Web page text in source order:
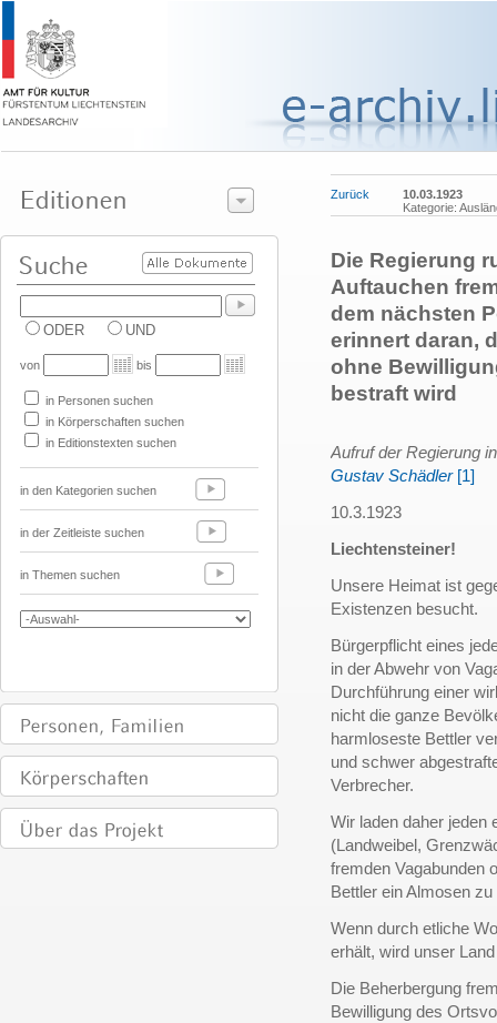
ODER UND
von bis
in Personen suchen
in Körperschaften suchen
in Editionstexten suchen
in den Kategorien suchen
in der Zeitleiste suchen
in Themen suchen
Zurück
10.03.1923
Kategorie:
Die Regierung
Auftauchen
dem nächsten
erinnert daran,
ohne
bestraft wird
Aufruf der Regierung
Gustav Schädler [1]
10.3.1923
Liechtensteiner!
Unsere Heimat ist
Existenzen besucht.
Bürgerpflicht eines
in der Abwehr von
Durchführung einer
nicht die ganze
harmloseste Bettler
und schwer
Verbrecher.
Wir laden daher jeden
(Landweibel,
fremden Vagabunden
Bettler ein Almosen
Wenn durch etliche
erhält, wird unser
Die Beherbergung
Bewilligung des